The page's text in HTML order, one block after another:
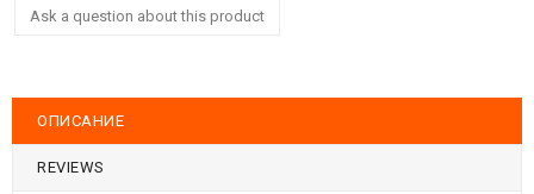
Ask a question about this product
ОПИСАНИЕ
REVIEWS